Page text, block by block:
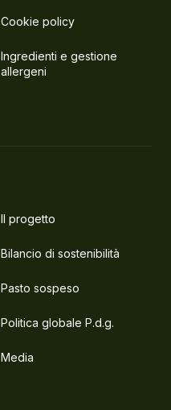
Cookie policy
Ingredienti e gestione
allergeni
Il progetto
Bilancio di sostenibilità
Pasto sospeso
Politica globale P.d.g.
Media